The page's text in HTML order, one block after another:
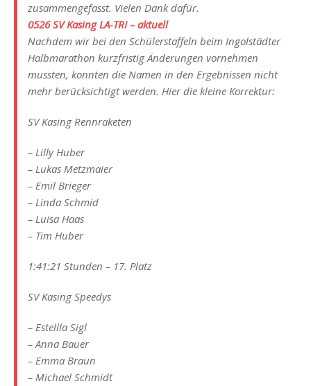
zusammengefasst. Vielen Dank dafür.
0526 SV Kasing LA-TRI – aktuell
Nachdem wir bei den Schülerstaffeln beim Ingolstädter
Halbmarathon kurzfristig Änderungen vornehmen
mussten, konnten die Namen in den Ergebnissen nicht
mehr berücksichtigt werden. Hier die kleine Korrektur:
SV Kasing Rennraketen
– Lilly Huber
– Lukas Metzmaier
– Emil Brieger
– Linda Schmid
– Luisa Haas
– Tim Huber
1:41:21 Stunden – 17. Platz
SV Kasing Speedys
– Estellla Sigl
– Anna Bauer
– Emma Braun
– Michael Schmidt